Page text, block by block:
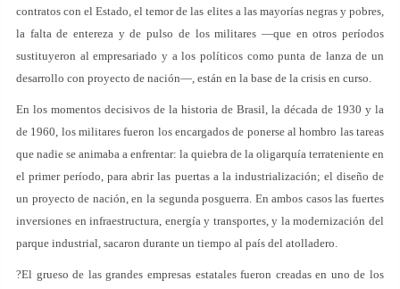
contratos con el Estado, el temor de las elites a las mayorías negras y pobres,
la falta de entereza y de pulso de los militares —que en otros períodos
sustituyeron al empresariado y a los políticos como punta de lanza de un
desarrollo con proyecto de nación—, están en la base de la crisis en curso.
En los momentos decisivos de la historia de Brasil, la década de 1930 y la
de 1960, los militares fueron los encargados de ponerse al hombro las tareas
que nadie se animaba a enfrentar: la quiebra de la oligarquía terrateniente en
el primer período, para abrir las puertas a la industrialización; el diseño de
un proyecto de nación, en la segunda posguerra. En ambos casos las fuertes
inversiones en infraestructura, energía y transportes, y la modernización del
parque industrial, sacaron durante un tiempo al país del atolladero.
?El grueso de las grandes empresas estatales fueron creadas en uno de los